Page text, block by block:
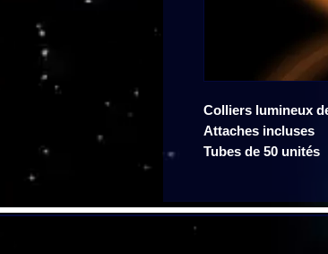
Colliers lumineux
Attaches incluses
Tubes de 50 unités